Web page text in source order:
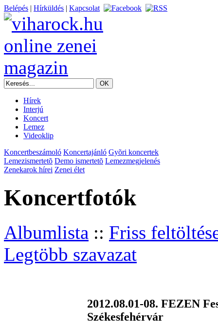
Belépés | Hírküldés | Kapcsolat
Hírek
Interjú
Koncert
Lemez
Videoklip
Koncertbeszámoló Koncertajánló Gyõri koncertek
Lemezismertetõ Demo ismertetõ Lemezmegjelenés
Zenekarok hírei Zenei élet
Koncertfotók
Albumlista :: Friss
Legtöbb szavazat
2012.08.01-08. FEZEN
Székesfehérvár